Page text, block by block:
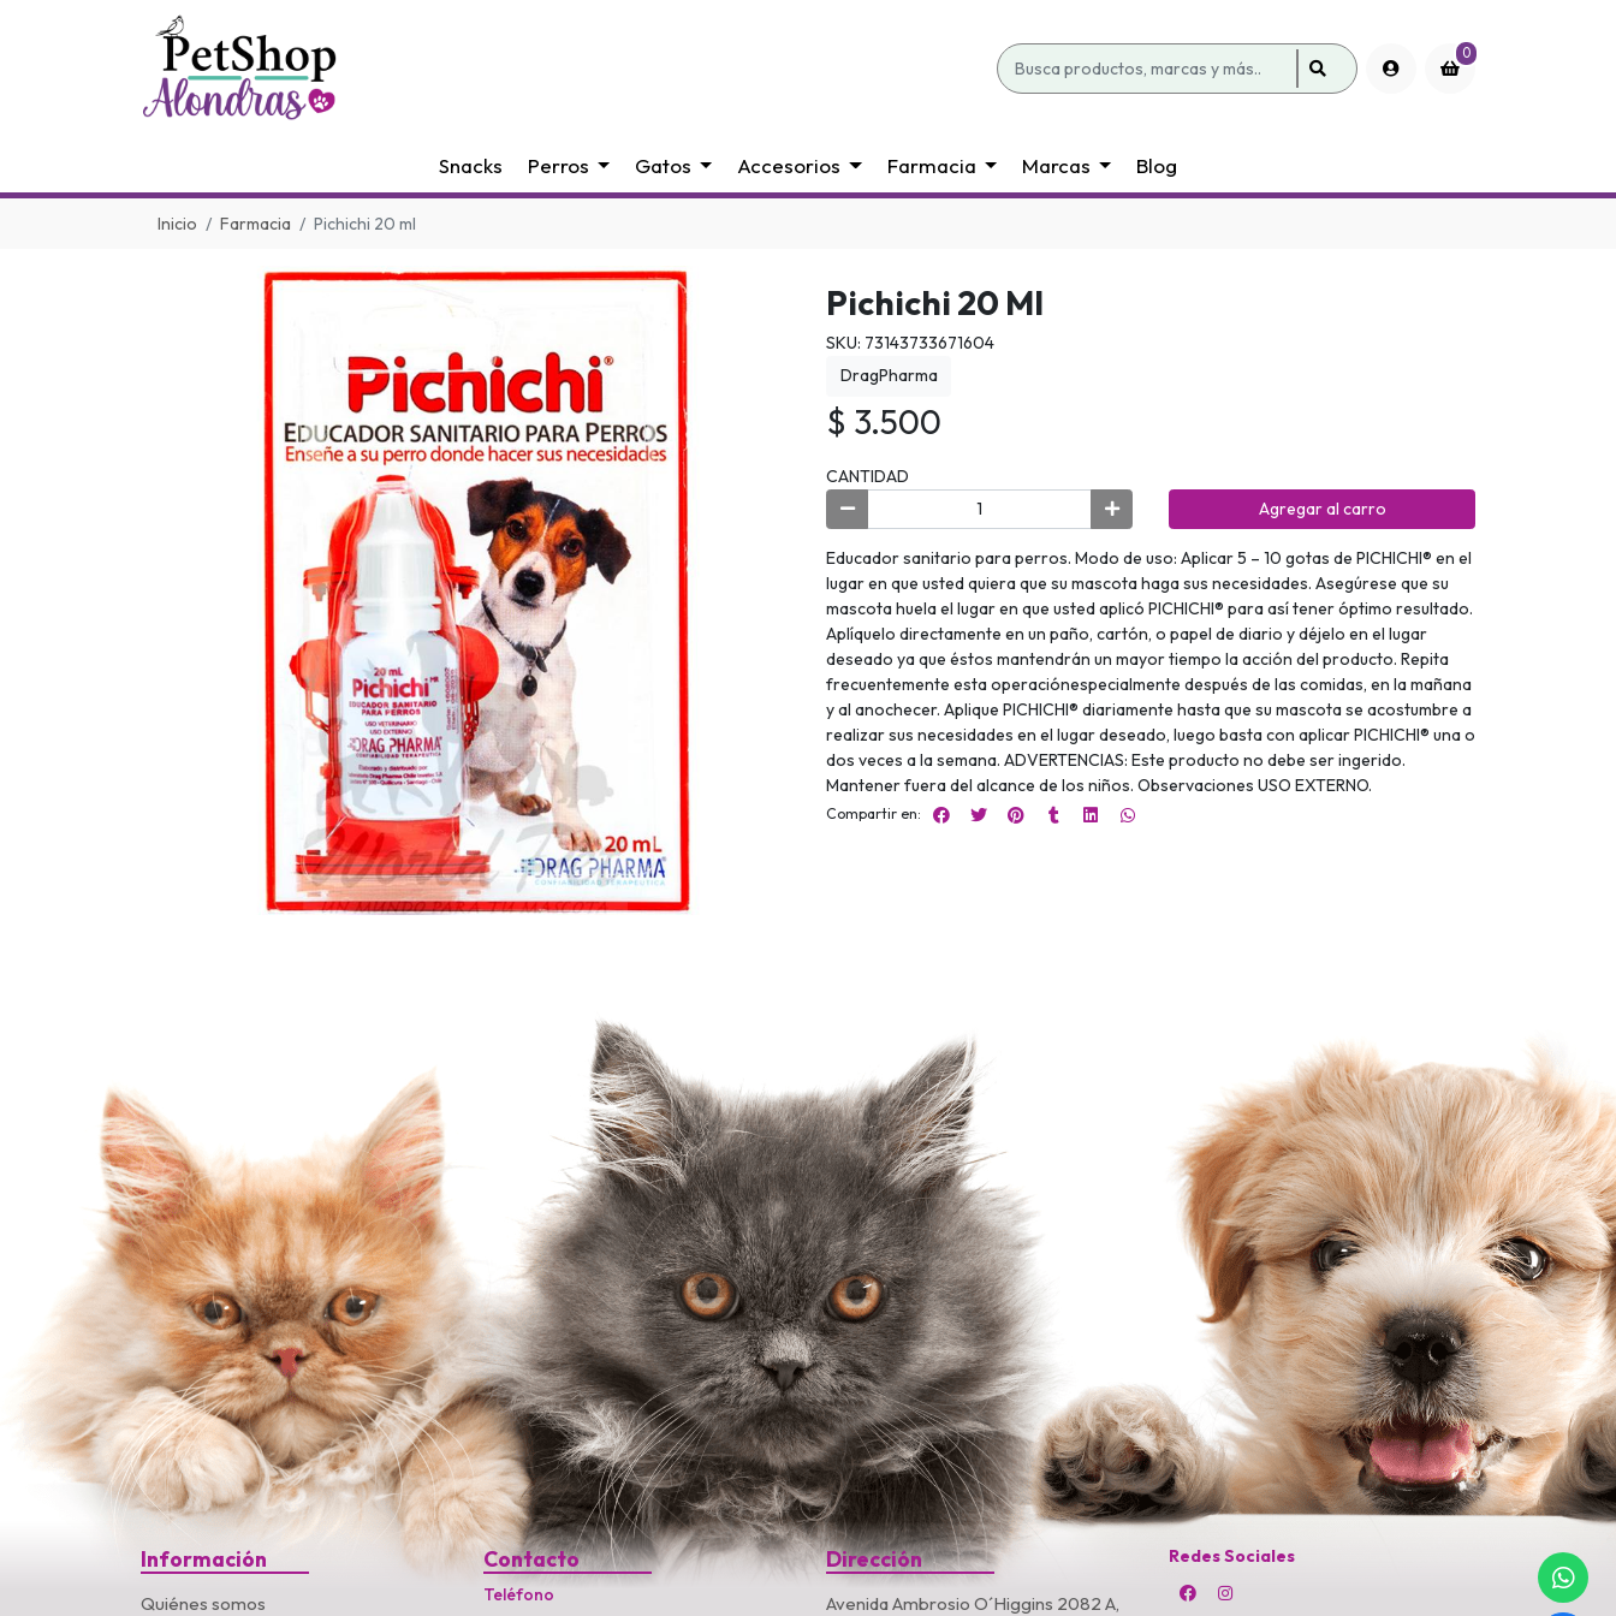
0
Snacks Perros Gatos Accesorios Farmacia Marcas Blog
Inicio Farmacia Pichichi 20 ml
Pichichi 20 Ml
SKU: 73143733671604
DragPharma
$ 3.500
CANTIDAD
Agregar al carro
Educador sanitario para perros. Modo de uso: Aplicar 5 – 10 gotas de PICHICHI® en el
lugar en que usted quiera que su mascota haga sus necesidades. Asegúrese que su
mascota huela el lugar en que usted aplicó PICHICHI® para así tener óptimo resultado.
Aplíquelo directamente en un paño, cartón, o papel de diario y déjelo en el lugar
deseado ya que éstos mantendrán un mayor tiempo la acción del producto. Repita
frecuentemente esta operaciónespecialmente después de las comidas, en la mañana
y al anochecer. Aplique PICHICHI® diariamente hasta que su mascota se acostumbre a
realizar sus necesidades en el lugar deseado, luego basta con aplicar PICHICHI® una o
dos veces a la semana. ADVERTENCIAS: Este producto no debe ser ingerido.
Mantener fuera del alcance de los niños. Observaciones USO EXTERNO.
Compartir en:
Información
Quiénes somos
Contacto
Teléfono
Dirección
Avenida Ambrosio O´Higgins 2082 A,
Redes Sociales